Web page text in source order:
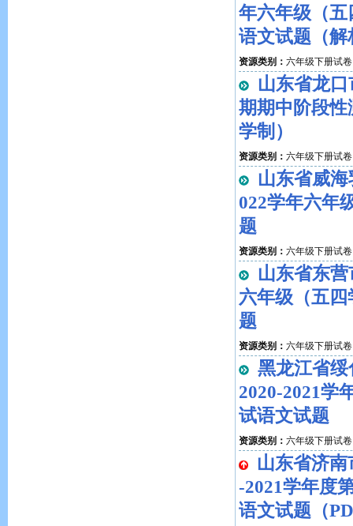
年六年级（
语文试题（解
资源类别： 六年级下册试卷
山东省龙口
期期中阶段
学制）
资源类别： 六年级下册试卷
山东省威
022学年六年
题
资源类别： 六年级下册试卷
山东省东营
六年级（五
题
资源类别： 六年级下册试卷
黑龙江省
2020-2021学
试语文试题
资源类别： 六年级下册试卷
山东省济南
-2021学年度
语文试题（